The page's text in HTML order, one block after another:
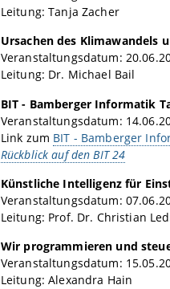
Leitung: Tanja Zacher
Ursachen des Klimawandels
Veranstaltungsdatum:
Leitung: Dr. Michael Bail
BIT - Bamberger Informatik
Veranstaltungsdatum:
Link zum BIT - Bamberger
Rückblick auf den BIT 24
Künstliche Intelligenz für
Veranstaltungsdatum:
Leitung: Prof. Dr. Christian
Wir programmieren und
Veranstaltungsdatum:
Leitung: Alexandra Hain